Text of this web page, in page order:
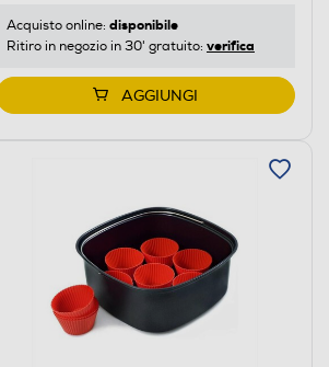
Acquisto online: disponibile
Ritiro in negozio in 30' gratuito: verifica
AGGIUNGI